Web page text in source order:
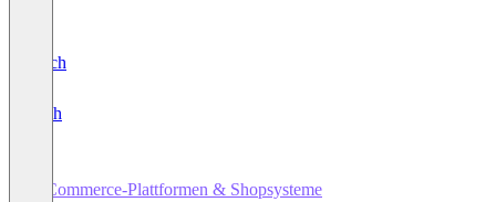
Deutsch
English
E-Commerce-Plattformen & Shopsysteme